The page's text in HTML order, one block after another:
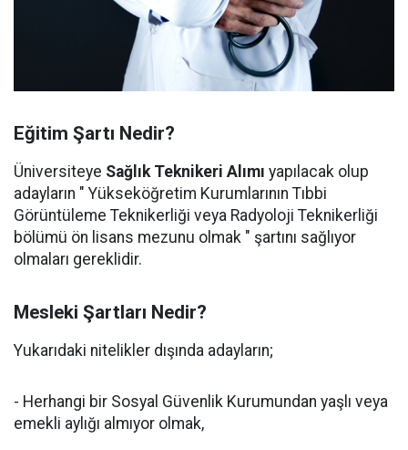
Eğitim Şartı Nedir?
Üniversiteye Sağlık Teknikeri Alımı yapılacak olup
adayların " Yükseköğretim Kurumlarının Tıbbi
Görüntüleme Teknikerliği veya Radyoloji Teknikerliği
bölümü ön lisans mezunu olmak " şartını sağlıyor
olmaları gereklidir.
Mesleki Şartları Nedir?
Yukarıdaki nitelikler dışında adayların;
- Herhangi bir Sosyal Güvenlik Kurumundan yaşlı veya
emekli aylığı almıyor olmak,